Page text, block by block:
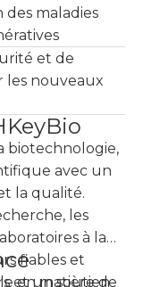
des maladies
et de
les nouveaux
biotechnologie,
avec un
la qualité.
les
à la
fiables et
en matière de
et un soutien